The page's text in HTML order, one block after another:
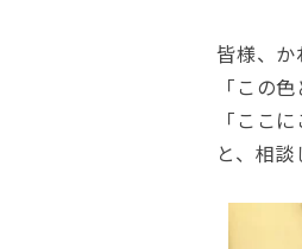
皆様、か
「この
「ここ
と、相